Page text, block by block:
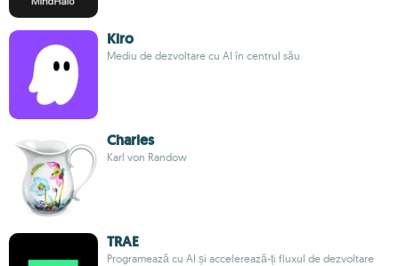
Kiro
Mediu de dezvoltare cu AI în centrul său
Charles
Karl von Randow
TRAE
Programează cu AI și accelerează-ți fluxul de dezvoltare